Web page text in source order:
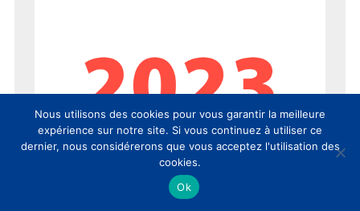
Nous utilisons des cookies pour vous garantir la meilleure
expérience sur notre site. Si vous continuez à utiliser ce
dernier, nous considérerons que vous acceptez l'utilisation des
cookies.
Ok